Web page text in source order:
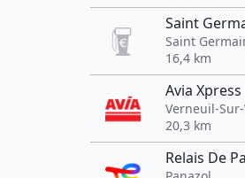
Saint
Saint
16,4 km
Avia Xpress
Verneuil-
20,3 km
Relais De